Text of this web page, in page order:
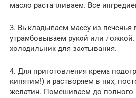
масло растапливаем. Все
3. Выкладываем массу из печенья
утрамбовываем рукой или
холодильник для застывания.
4. Для приготовления крема
кипятим!) и растворяем в них,
желатин. Помешиваем до полного